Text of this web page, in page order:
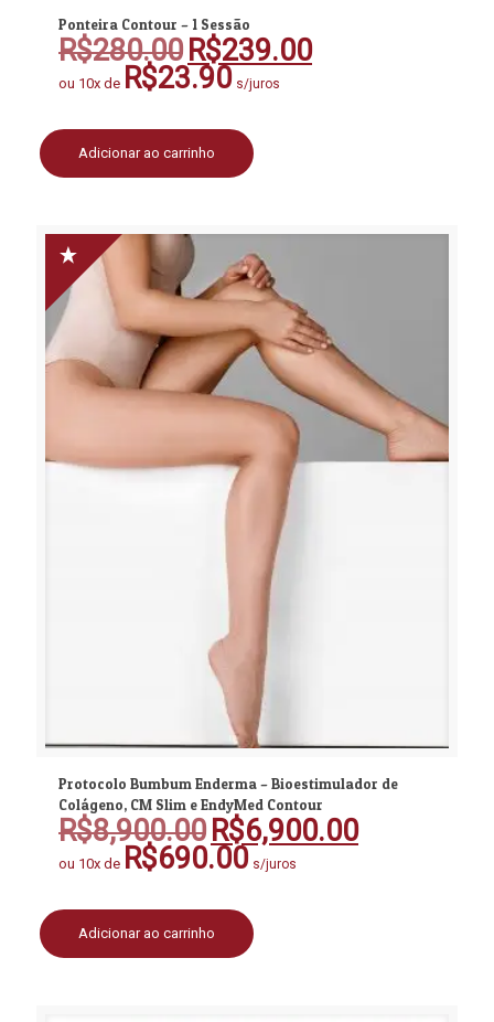
Ponteira Contour – 1 Sessão
R$280.00 O
preço
original
R$280.00.
R$239.00O
preço
ou 10x de R$23.90 s/juros
Adicionar ao carrinho
Protocolo Bumbum Enderma – Bioestimulador de
Colágeno, CM Slim e EndyMed Contour
R$8,900.00 O
preço
original
R$8,900.00.
R$6,900.00O
preço
ou 10x de R$690.00 s/juros
Adicionar ao carrinho